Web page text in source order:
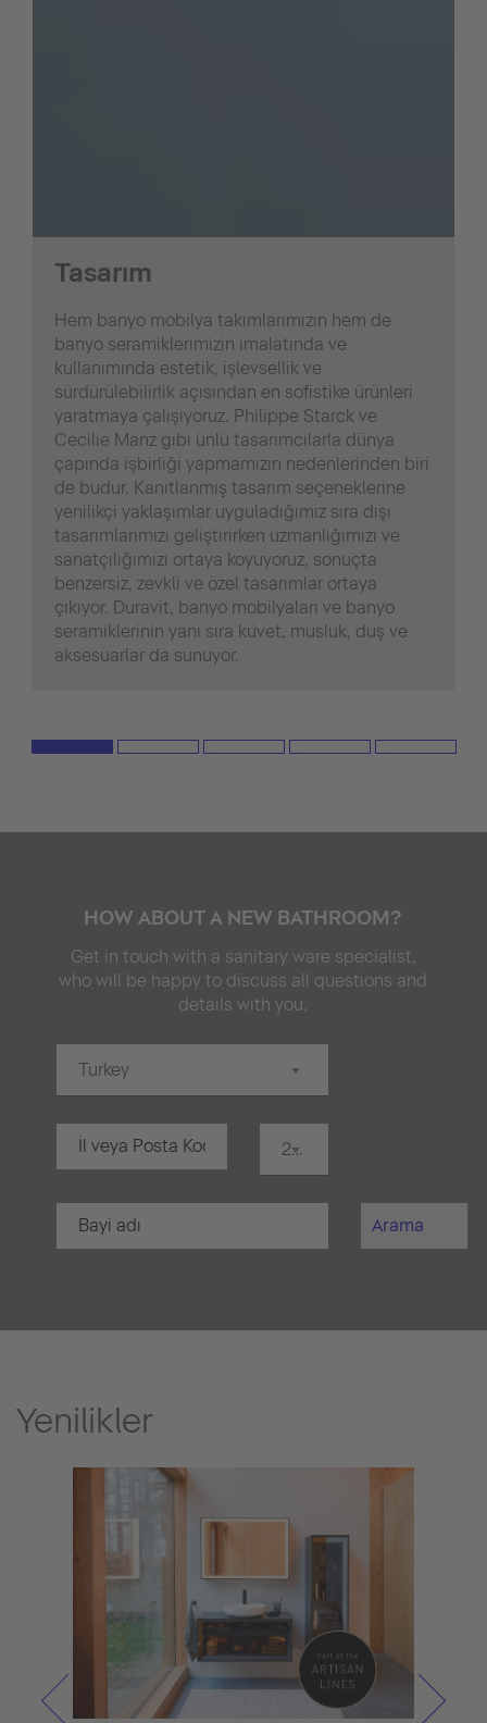
Tasarım
Hem banyo mobilya takımlarımızın hem de
banyo seramiklerimizin imalatında ve
kullanımında estetik, işlevsellik ve
sürdürülebilirlik açısından en sofistike ürünleri
yaratmaya çalışıyoruz. Philippe Starck ve
Cecilie Manz gibi ünlü tasarımcılarla dünya
çapında işbirliği yapmamızın nedenlerinden biri
de budur. Kanıtlanmış tasarım seçeneklerine
yenilikçi yaklaşımlar uyguladığımız sıra dışı
tasarımlarımızı geliştirirken uzmanlığımızı ve
sanatçılığımızı ortaya koyuyoruz, sonuçta
benzersiz, zevkli ve özel tasarımlar ortaya
çıkıyor. Duravit, banyo mobilyaları ve banyo
seramiklerinin yanı sıra küvet, musluk, duş ve
aksesuarlar da sunuyor.
HOW ABOUT A NEW BATHROOM?
Get in touch with a sanitary ware specialist,
who will be happy to discuss all questions and
details with you.
Turkey
20 km
Arama
Yenilikler